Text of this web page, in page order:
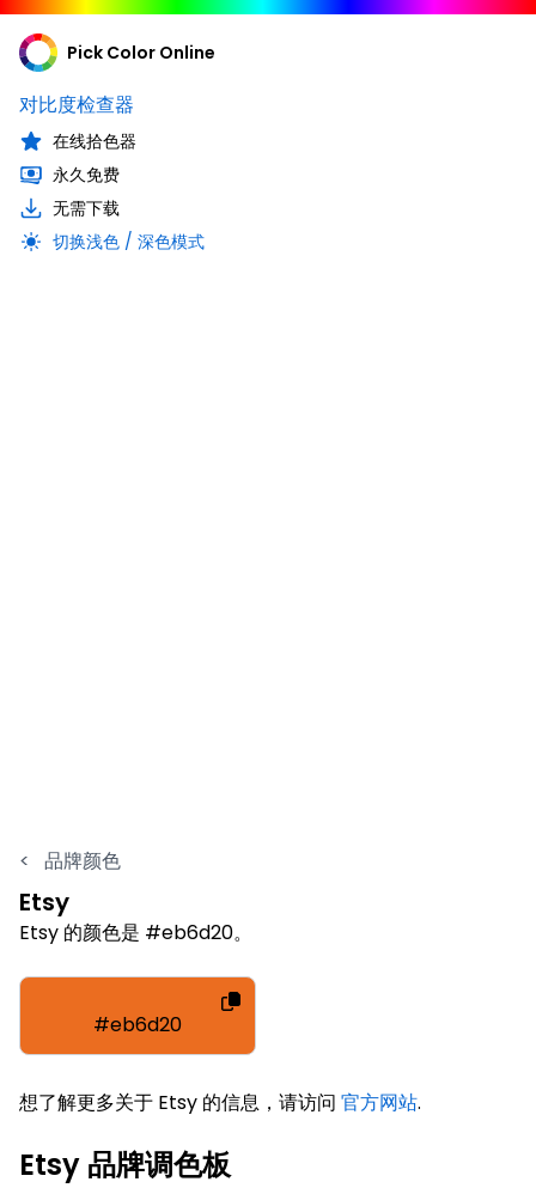
Pick Color Online
对比度检查器
在线拾色器
永久免费
无需下载
切换浅色 / 深色模式
< 品牌颜色
Etsy
Etsy 的颜色是 #eb6d20。
#eb6d20
想了解更多关于 Etsy 的信息，请访问 官方网站.
Etsy 品牌调色板